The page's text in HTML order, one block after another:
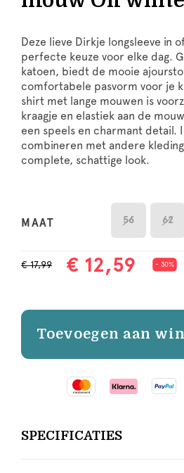
Deze lieve Dirkje longsleeve in
perfecte keuze voor elke dag.
katoen, biedt de mooie
comfortabele pasvorm voor je
shirt met lange mouwen is
kraagje en elastiek aan de
een speels en charmant detail.
combineren met andere
complete, schattige look.
MAAT 56 62
€ 17,99 € 12,59 - 30%
Toevoegen aan
SPECIFICATIES